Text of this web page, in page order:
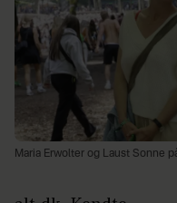
Maria Erwolter og Laust Sonne